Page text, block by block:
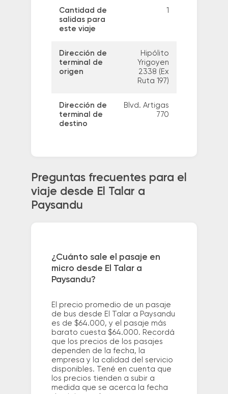
Cantidad de
salidas para
este viaje
1
Dirección de
terminal de
origen
Hipólito
Yrigoyen
2338 (Ex
Ruta 197)
Dirección de
terminal de
destino
Blvd. Artigas
770
Preguntas frecuentes para el
viaje desde El Talar a
Paysandu
¿Cuánto sale el pasaje en
micro desde El Talar a
Paysandu?
El precio promedio de un pasaje
de bus desde El Talar a Paysandu
es de $64.000, y el pasaje más
barato cuesta $64.000. Recordá
que los precios de los pasajes
dependen de la fecha, la
empresa y la calidad del servicio
disponibles. Tené en cuenta que
los precios tienden a subir a
medida que se acerca la fecha